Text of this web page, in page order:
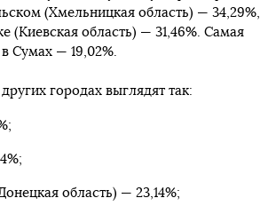
(Хмельницкая область) — 34,29%,
(Киевская область) — 31,46%. Самая
Сумах — 19,02%.
городах выглядят так:
область) — 23,14%;